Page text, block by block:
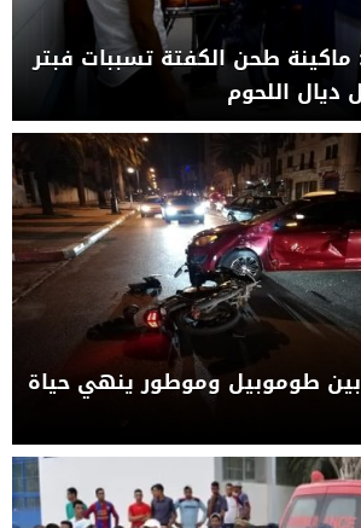
ماكينة طحن الكفتة تسببات فبتر
اللحوم
بين طوموبيل وموطور ينهي حياة